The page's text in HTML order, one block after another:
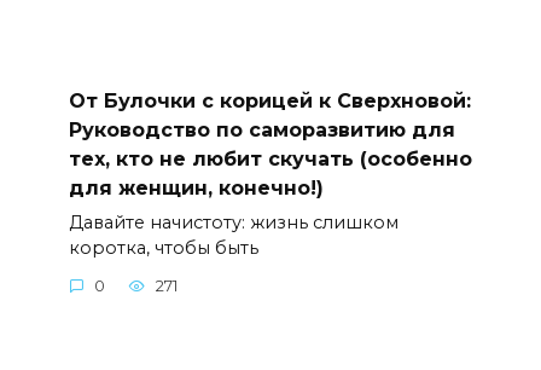
От Булочки с корицей к Сверхновой:
Руководство по саморазвитию для
тех, кто не любит скучать (особенно
для женщин, конечно!)
Давайте начистоту: жизнь слишком
коротка, чтобы быть
0 271